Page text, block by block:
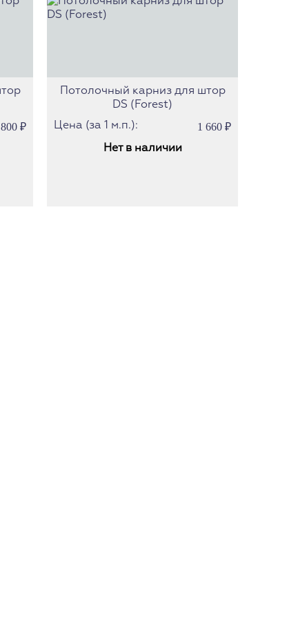
800₽
Потолочный карниз для штор
DS (Forest)
Цена (за 1 м.п.):
1 660 ₽
Нет в наличии